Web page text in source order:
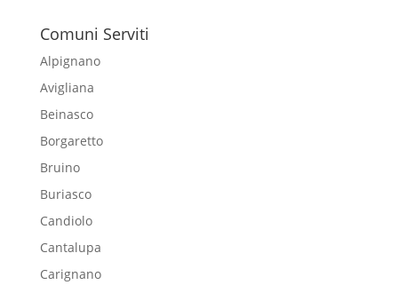
Comuni Serviti
Alpignano
Avigliana
Beinasco
Borgaretto
Bruino
Buriasco
Candiolo
Cantalupa
Carignano